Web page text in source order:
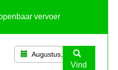
vervoer
Augustus, 11
Vind